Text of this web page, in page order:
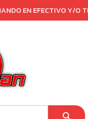
EN EFECTIVO Y/O